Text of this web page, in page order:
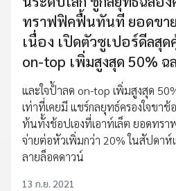
ทราฟฟิคฟื้นทันที ยอดขา
เนื่อง เปิดตัวซูเปอร์ดีลสุ
on-top เพิ่มสูงสุด 50% ฉ
และใจป้ำลด on-top เพิ่มสูงสุด
เท่าที่เคยมี แชร์กลยุทธ์ครองใจขา
ท้นทั้งช้อปเองที่เอาท์เล็ต ยอดทร
จ่ายต่อหัวเพิ่มกว่า 20% ในสัปดาห์
ลายล็อคดาวน์
13 ก.ย. 2021